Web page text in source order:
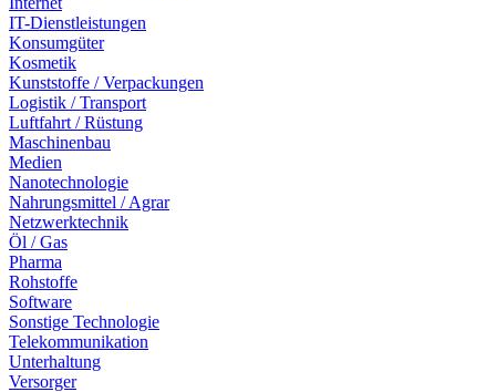
IT-Dienstleistungen
Konsumgüter
Kosmetik
Kunststoffe / Verpackungen
Logistik / Transport
Luftfahrt / Rüstung
Maschinenbau
Medien
Nanotechnologie
Nahrungsmittel / Agrar
Netzwerktechnik
Öl / Gas
Pharma
Rohstoffe
Software
Sonstige Technologie
Telekommunikation
Unterhaltung
Versorger